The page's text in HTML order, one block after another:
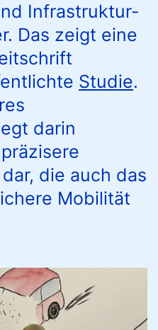
Infrastruktur-
Das zeigt eine
Studie.
darin
die auch das
Mobilität